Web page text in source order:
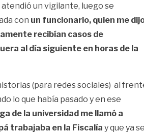
atendió un vigilante, luego se
con un funcionario, quien me
recibían casos de
al día siguiente en horas de la
(para redes sociales) al
lo que había pasado y en ese
de la universidad me llamó a
trabajaba en la Fiscalía y que ya